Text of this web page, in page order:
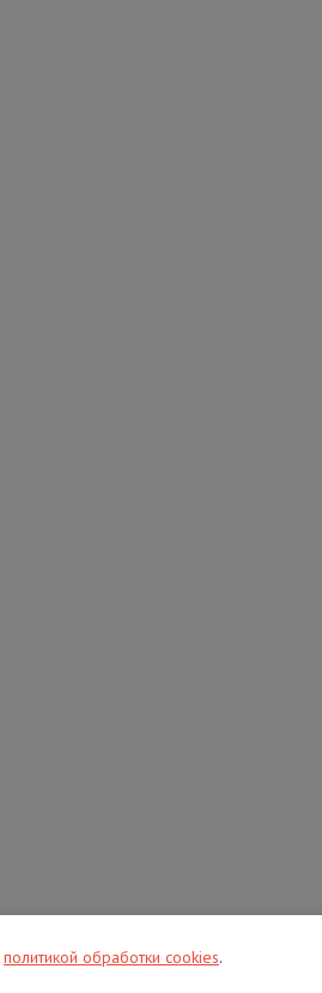
политикой обработки cookies.